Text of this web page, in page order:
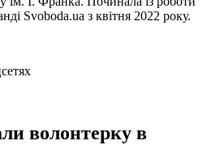
Svoboda.ua з квітня 2022 року.
волонтерку в